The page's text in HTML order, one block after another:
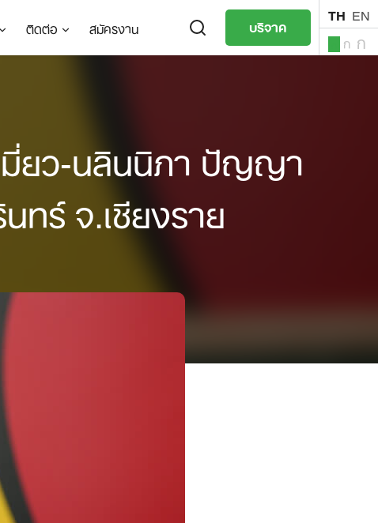
ติดต่อ สมัครงาน บริจาค TH EN
ก ก
มี่ยว-นลินนิภา ปัญญา
ทร์ จ.เชียงราย